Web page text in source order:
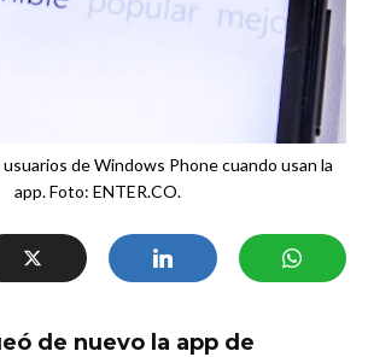
de Windows Phone cuando usan la
app. Foto: ENTER.CO.
de nuevo la app de